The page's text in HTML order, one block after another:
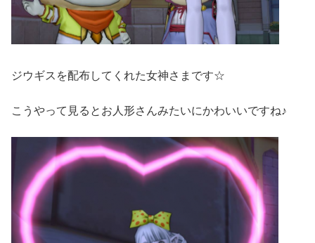
ジウギスを配布してくれた女神さまです☆
こうやって見るとお人形さんみたいにかわいいですね♪